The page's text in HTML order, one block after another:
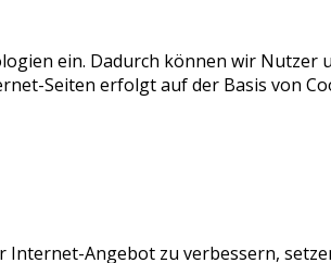
ein. Dadurch können wir
Seiten erfolgt auf der Basis von
Angebot zu verbessern,